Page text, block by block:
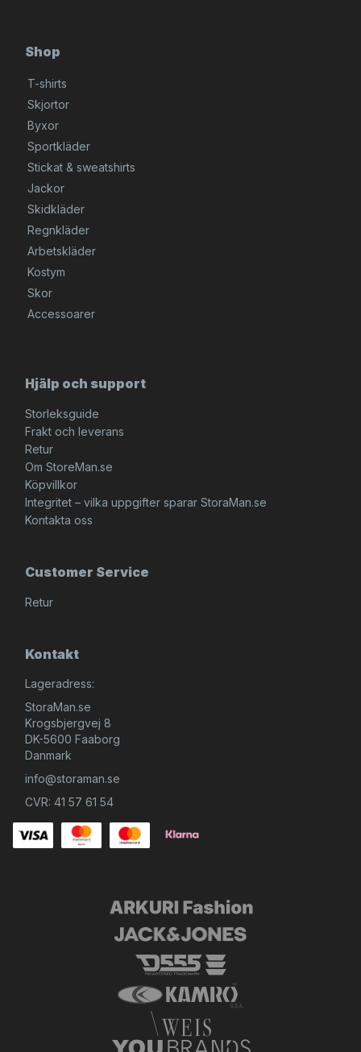
Shop
T-shirts
Skjortor
Byxor
Sportkläder
Stickat & sweatshirts
Jackor
Skidkläder
Regnkläder
Arbetskläder
Kostym
Skor
Accessoarer
Hjälp och support
Storleksguide
Frakt och leverans
Retur
Om StoreMan.se
Köpvillkor
Integritet – vilka uppgifter sparar StoraMan.se
Kontakta oss
Customer Service
Retur
Kontakt
Lageradress:
StoraMan.se
Krogsbjergvej 8
DK-5600 Faaborg
Danmark
info@storaman.se
CVR: 41 57 61 54